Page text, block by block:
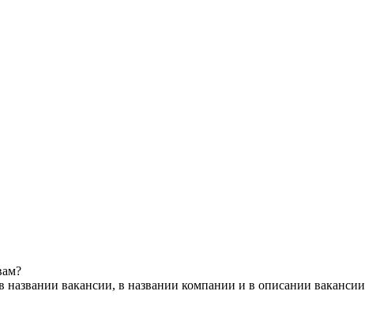
названии вакансии, в названии компании и в описании вакансии